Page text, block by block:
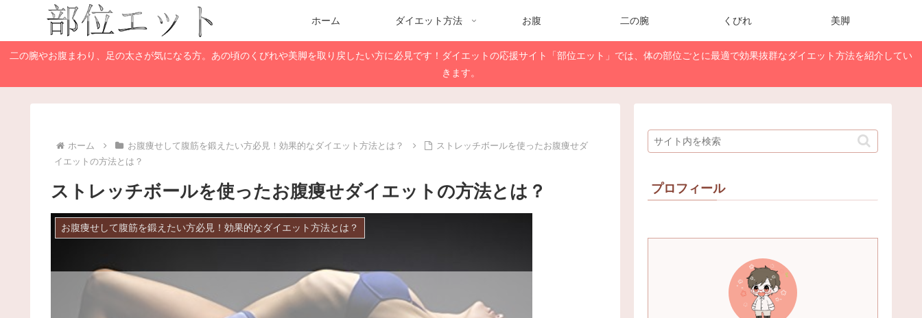
ホーム ダイエット方法 お腹 二の腕 くびれ 美脚
二の腕やお腹まわり、足の太さが気になる方。あの頃のくびれや美脚を取り戻したい方に必見です！ダイエットの応援サイト「部位エット」では、体の部位ごとに最適で効果抜群なダイエット方法を紹介してい
きます。
ホーム お腹痩せして腹筋を鍛えたい方必見！効果的なダイエット方法とは？
ストレッチボールを使ったお腹痩せダ
イエットの方法とは？
ストレッチボールを使ったお腹痩せダイエットの方法とは？
お腹痩せして腹筋を鍛えたい方必見！効果的なダイエット方法とは？
プロフィール